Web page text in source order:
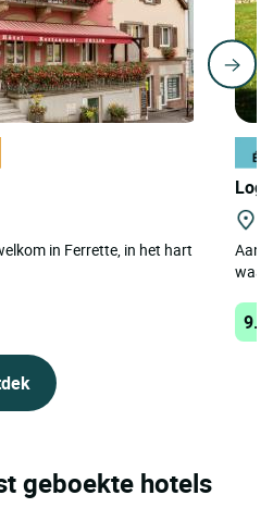
in Ferrette, in het hart
Aan
waar
geboekte hotels